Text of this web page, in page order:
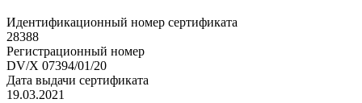
Идентификационный номер сертификата
28388
Регистрационный номер
DV/X 07394/01/20
Дата выдачи сертификата
19.03.2021